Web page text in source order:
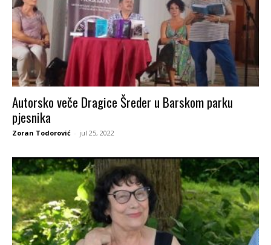
Autorsko veče Dragice Šreder u Barskom parku
pjesnika
Zoran Todorović - jul 25, 2022